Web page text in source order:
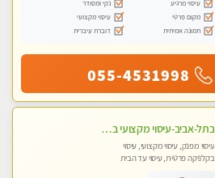
עיסוי מרגיע
נקי ומסודר
מקום פרטי
עיסוי מקצועי
תמונה אמיתית
דוברת עיברית
055-4531998
בתל-אביב-עיסוי מקצועי ברמה אחת מעל הכולל אבנים חמות רקמות עמוק בשילוב של כל סוגי העיסוי.
עיסוי מפנק, עיסוי מקצועי, עיסוי
בקלניקה פרטית, עיסוי עד הבית